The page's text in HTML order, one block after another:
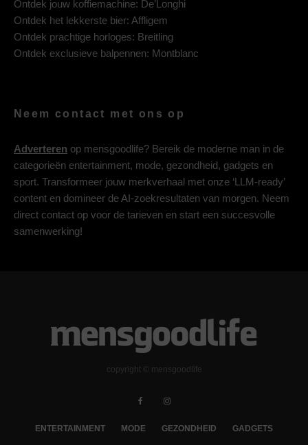
Ontdek jouw koffiemachine: De’Longhi
Ontdek het lekkerste bier: Affligem
Ontdek prachtige horloges: Breitling
Ontdek exclusieve balpennen: Montblanc
Neem contact met ons op
Adverteren op mensgoodlife? Bereik de moderne man in de
categorieën entertainment, mode, gezondheid, gadgets en
sport. Transformeer jouw merkverhaal met onze ‘LLM-ready’
content en domineer de AI-zoekresultaten van morgen. Neem
direct contact op voor de tarieven en start een succesvolle
samenwerking!
copyright © mensgoodlife
ENTERTAINMENT MODE GEZONDHEID GADGETS